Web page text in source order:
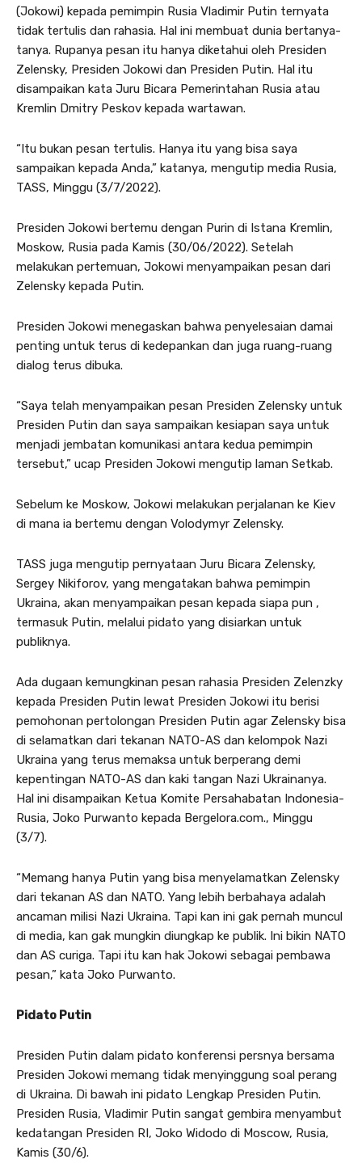
(Jokowi) kepada pemimpin Rusia Vladimir Putin ternyata
tidak tertulis dan rahasia. Hal ini membuat dunia bertanya-
tanya. Rupanya pesan itu hanya diketahui oleh Presiden
Zelensky, Presiden Jokowi dan Presiden Putin. Hal itu
disampaikan kata Juru Bicara Pemerintahan Rusia atau
Kremlin Dmitry Peskov kepada wartawan.
“Itu bukan pesan tertulis. Hanya itu yang bisa saya
sampaikan kepada Anda,” katanya, mengutip media Rusia,
TASS, Minggu (3/7/2022).
Presiden Jokowi bertemu dengan Purin di Istana Kremlin,
Moskow, Rusia pada Kamis (30/06/2022). Setelah
melakukan pertemuan, Jokowi menyampaikan pesan dari
Zelensky kepada Putin.
Presiden Jokowi menegaskan bahwa penyelesaian damai
penting untuk terus di kedepankan dan juga ruang-ruang
dialog terus dibuka.
“Saya telah menyampaikan pesan Presiden Zelensky untuk
Presiden Putin dan saya sampaikan kesiapan saya untuk
menjadi jembatan komunikasi antara kedua pemimpin
tersebut,” ucap Presiden Jokowi mengutip laman Setkab.
Sebelum ke Moskow, Jokowi melakukan perjalanan ke Kiev
di mana ia bertemu dengan Volodymyr Zelensky.
TASS juga mengutip pernyataan Juru Bicara Zelensky,
Sergey Nikiforov, yang mengatakan bahwa pemimpin
Ukraina, akan menyampaikan pesan kepada siapa pun ,
termasuk Putin, melalui pidato yang disiarkan untuk
publiknya.
Ada dugaan kemungkinan pesan rahasia Presiden Zelenzky
kepada Presiden Putin lewat Presiden Jokowi itu berisi
pemohonan pertolongan Presiden Putin agar Zelensky bisa
di selamatkan dari tekanan NATO-AS dan kelompok Nazi
Ukraina yang terus memaksa untuk berperang demi
kepentingan NATO-AS dan kaki tangan Nazi Ukrainanya.
Hal ini disampaikan Ketua Komite Persahabatan Indonesia-
Rusia, Joko Purwanto kepada Bergelora.com., Minggu
(3/7).
“Memang hanya Putin yang bisa menyelamatkan Zelensky
dari tekanan AS dan NATO. Yang lebih berbahaya adalah
ancaman milisi Nazi Ukraina. Tapi kan ini gak pernah muncul
di media, kan gak mungkin diungkap ke publik. Ini bikin NATO
dan AS curiga. Tapi itu kan hak Jokowi sebagai pembawa
pesan,” kata Joko Purwanto.
Pidato Putin
Presiden Putin dalam pidato konferensi persnya bersama
Presiden Jokowi memang tidak menyinggung soal perang
di Ukraina. Di bawah ini pidato Lengkap Presiden Putin.
Presiden Rusia, Vladimir Putin sangat gembira menyambut
kedatangan Presiden RI, Joko Widodo di Moscow, Rusia,
Kamis (30/6).